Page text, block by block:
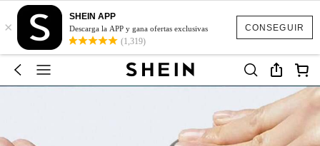
CONSEGUIR
×
SHEIN APP
Descarga la APP y gana ofertas exclusivas
(1,319)